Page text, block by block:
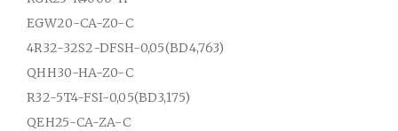
EGW20-CA-Z0-C
4R32-32S2-DFSH-0,05(BD4,763)
QHH30-HA-Z0-C
R32-5T4-FSI-0,05(BD3,175)
QEH25-CA-ZA-C